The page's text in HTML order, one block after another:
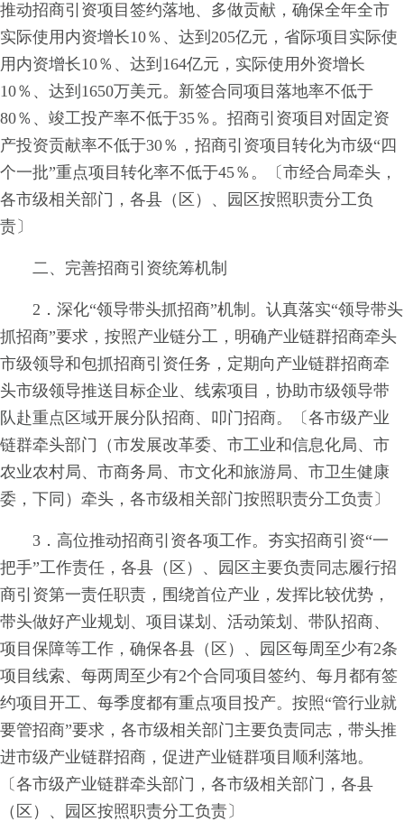
推动招商引资项目签约落地、多做贡献，确保全年全市
实际使用内资增长10％、达到205亿元，省际项目实际使
用内资增长10％、达到164亿元，实际使用外资增长
10％、达到1650万美元。新签合同项目落地率不低于
80％、竣工投产率不低于35％。招商引资项目对固定资
产投资贡献率不低于30％，招商引资项目转化为市级“四
个一批”重点项目转化率不低于45％。〔市经合局牵头，
各市级相关部门，各县（区）、园区按照职责分工负
责〕
二、完善招商引资统筹机制
2．深化“领导带头抓招商”机制。认真落实“领导带头
抓招商”要求，按照产业链分工，明确产业链群招商牵头
市级领导和包抓招商引资任务，定期向产业链群招商牵
头市级领导推送目标企业、线索项目，协助市级领导带
队赴重点区域开展分队招商、叩门招商。〔各市级产业
链群牵头部门（市发展改革委、市工业和信息化局、市
农业农村局、市商务局、市文化和旅游局、市卫生健康
委，下同）牵头，各市级相关部门按照职责分工负责〕
3．高位推动招商引资各项工作。夯实招商引资“一
把手”工作责任，各县（区）、园区主要负责同志履行招
商引资第一责任职责，围绕首位产业，发挥比较优势，
带头做好产业规划、项目谋划、活动策划、带队招商、
项目保障等工作，确保各县（区）、园区每周至少有2条
项目线索、每两周至少有2个合同项目签约、每月都有签
约项目开工、每季度都有重点项目投产。按照“管行业就
要管招商”要求，各市级相关部门主要负责同志，带头推
进市级产业链群招商，促进产业链群项目顺利落地。
〔各市级产业链群牵头部门，各市级相关部门，各县
（区）、园区按照职责分工负责〕